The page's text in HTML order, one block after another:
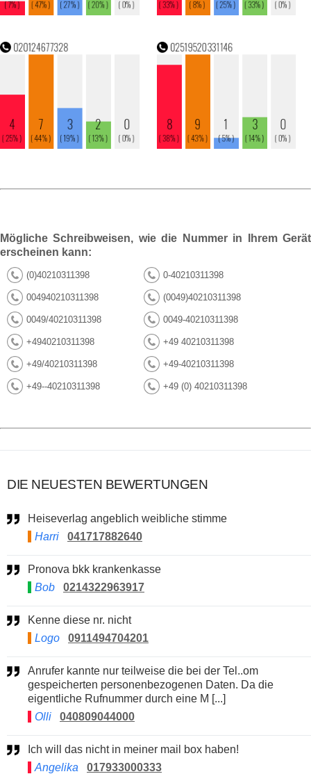
Mögliche Schreibweisen, wie die Nummer in Ihrem Gerät
erscheinen kann:
(0)40210311398 0-40210311398
004940210311398 (0049)40210311398
0049/40210311398 0049-40210311398
+4940210311398 +49 40210311398
+49/40210311398 +49-40210311398
+49--40210311398 +49 (0) 40210311398
DIE NEUESTEN BEWERTUNGEN
Heiseverlag angeblich weibliche stimme
Harri
041717882640
Pronova bkk krankenkasse
Bob
0214322963917
Kenne diese nr. nicht
Logo
0911494704201
Anrufer kannte nur teilweise die bei der Tel..om
gespeicherten personenbezogenen Daten. Da die
eigentliche Rufnummer durch eine M [...]
Olli
040809044000
Ich will das nicht in meiner mail box haben!
Angelika
017933000333